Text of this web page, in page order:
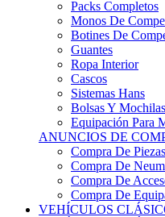
Botines De
Guantes
Ropa Interior
Cascos
Sistemas Hans
Bolsas Y Mochilas
Equipación Para
ANUNCIOS DE
Compra De Piezas
Compra De
Compra De
Compra De
VEHÍCULOS
VEHÍCULOS